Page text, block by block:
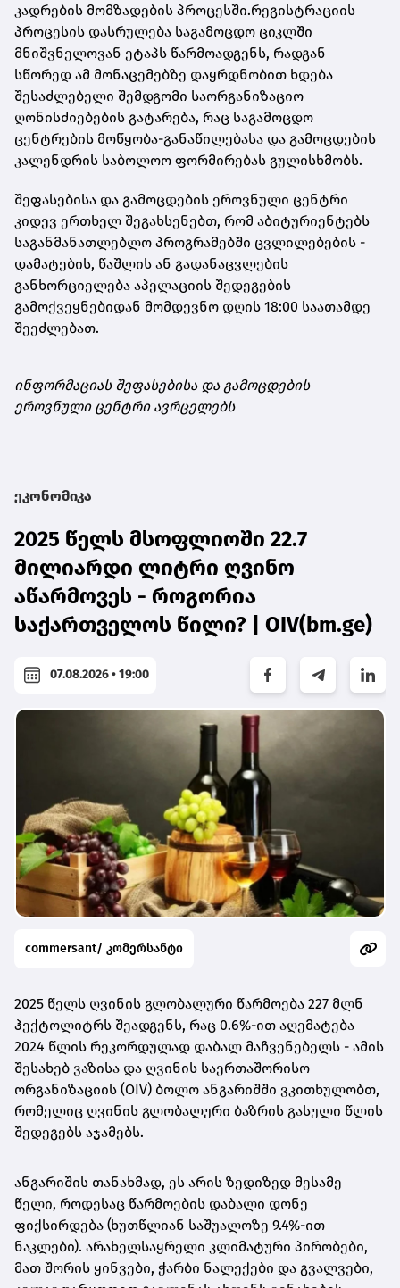
კადრების მომზადების პროცესში.რეგისტრაციის
პროცესის დასრულება საგამოცდო ციკლში
მნიშვნელოვან ეტაპს წარმოადგენს, რადგან
სწორედ ამ მონაცემებზე დაყრდნობით ხდება
შესაძლებელი შემდგომი საორგანიზაციო
ღონისძიებების გატარება, რაც საგამოცდო
ცენტრების მოწყობა-განაწილებასა და გამოცდების
კალენდრის საბოლოო ფორმირებას გულისხმობს.
შეფასებისა და გამოცდების ეროვნული ცენტრი
კიდევ ერთხელ შეგახსენებთ, რომ აბიტურიენტებს
საგანმანათლებლო პროგრამებში ცვლილებების -
დამატების, წაშლის ან გადანაცვლების
განხორციელება აპელაციის შედეგების
გამოქვეყნებიდან მომდევნო დღის 18:00 საათამდე
შეეძლებათ.
ინფორმაციას შეფასებისა და გამოცდების
ეროვნული ცენტრი ავრცელებს
ეკონომიკა
2025 წელს მსოფლიოში 22.7
მილიარდი ლიტრი ღვინო
აწარმოვეს - როგორია
საქართველოს წილი? | OIV(bm.ge)
07.08.2026 • 19:00
commersant/ კომერსანტი
2025 წელს ღვინის გლობალური წარმოება 227 მლნ
ჰექტოლიტრს შეადგენს, რაც 0.6%-ით აღემატება
2024 წლის რეკორდულად დაბალ მაჩვენებელს - ამის
შესახებ ვაზისა და ღვინის საერთაშორისო
ორგანიზაციის (OIV) ბოლო ანგარიშში ვკითხულობთ,
რომელიც ღვინის გლობალური ბაზრის გასული წლის
შედეგებს აჯამებს.
ანგარიშის თანახმად, ეს არის ზედიზედ მესამე
წელი, როდესაც წარმოების დაბალი დონე
ფიქსირდება (ხუთწლიან საშუალოზე 9.4%-ით
ნაკლები). არახელსაყრელი კლიმატური პირობები,
მათ შორის ყინვები, ჭარბი ნალექები და გვალვები,